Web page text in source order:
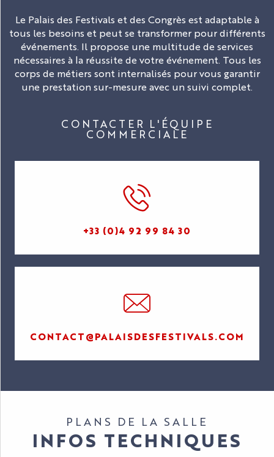
Le Palais des Festivals et des Congrès est adaptable à
tous les besoins et peut se transformer pour différents
événements. Il propose une multitude de services
nécessaires à la réussite de votre événement. Tous les
corps de métiers sont internalisés pour vous garantir
une prestation sur-mesure avec un suivi complet.
CONTACTER L'ÉQUIPE
COMMERCIALE
+33 (0)4 92 99 84 30
CONTACT@PALAISDESFESTIVALS.COM
PLANS DE LA SALLE
INFOS TECHNIQUES